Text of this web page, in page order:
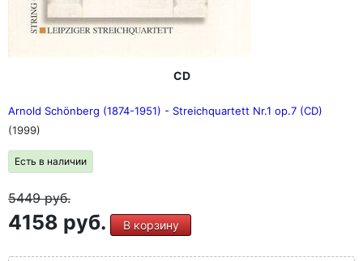
CD
Arnold Schönberg (1874-1951) - Streichquartett Nr.1 op.7 (CD)
(1999)
Есть в наличии
5449руб.
4158 руб. В корзину